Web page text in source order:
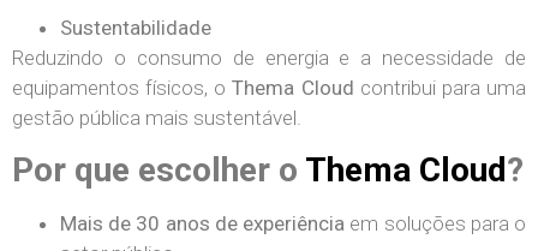
Sustentabilidade
Reduzindo o consumo de energia e a necessidade de
equipamentos físicos, oThema Cloud contribui para uma
gestão pública mais sustentável.
Por que escolher o Thema Cloud?
Mais de 30 anos de experiência em soluções para o